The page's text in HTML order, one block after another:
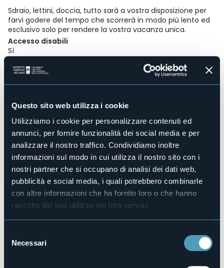
Questo sito web utilizza i cookie
Utilizziamo i cookie per personalizzare contenuti ed
annunci, per fornire funzionalità dei social media e per
analizzare il nostro traffico. Condividiamo inoltre
informazioni sul modo in cui utilizza il nostro sito con i
nostri partner che si occupano di analisi dei dati web,
pubblicità e social media, i quali potrebbero combinarle
con altre informazioni che ha fornito loro o che hanno
raccolto dal suo utilizzo dei loro servizi.
delNecessari
Sdraio, lettini, doccia, tutto sarà a vostra disposizione per
farvi godere del tempo che scorrerà in modo più lento ed
esclusivo solo per rendere la vostra vacanza unica.
Accesso disabili
Sì
Centro benessere
No
Sala congressi
Piscina
Sì
Animali ammessi
No
Appartamenti
8
Posti letto
26
E-mail
http://www.theviewbaveno.com